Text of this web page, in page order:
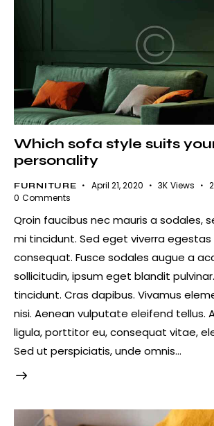
Which sofa style suits
personality
FURNITURE April 21, 2020 3K Views 2
0 Comments
Qroin faucibus nec mauris a sodales,
mi tincidunt. Sed eget viverra egestas
consequat. Fusce sodales augue a
sollicitudin, ipsum eget blandit
tincidunt. Cras dapibus. Vivamus
nisi. Aenean vulputate eleifend tellus.
ligula, porttitor eu, consequat vitae,
Sed ut perspiciatis, unde omnis…